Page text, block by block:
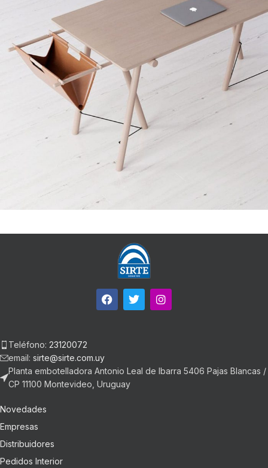
Et vestibulum quis a suspendisse
Teléfono: 23120072
email: sirte@sirte.com.uy
Planta embotelladora Antonio Leal de Ibarra 5406 Pajas Blancas /
CP 11100 Montevideo, Uruguay
Novedades
Empresas
Distribuidores
Pedidos Interior